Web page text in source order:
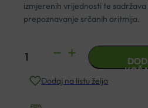
izmjerenih vrijednosti te
prepoznavanje srčanih aritmija.
TLAKOMJER
BP
Dodaj na listu želja